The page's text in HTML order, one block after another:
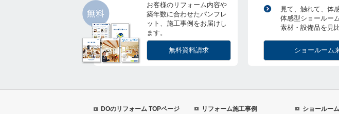
お客様のリフォーム内容や
築年数に合わせたパンフレ
ット、施工事例をお届けし
ます。
無料資料請求
見て、触れて、体
体感型ショールー
素材・設備品を見
ショールーム
DOのリフォーム TOPページ リフォーム施工事例 ショールー